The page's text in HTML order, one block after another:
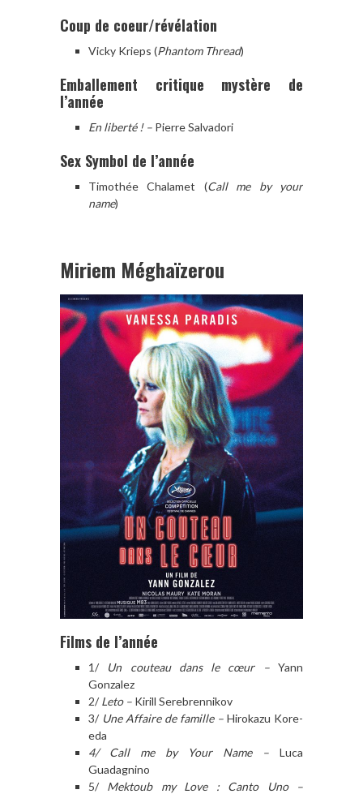
Coup de coeur/révélation
Vicky Krieps (Phantom Thread)
Emballement critique mystère de
l’année
En liberté ! – Pierre Salvadori
Sex Symbol de l’année
Timothée Chalamet (Call me by your
name)
Miriem Méghaïzerou
Films de l’année
1/ Un couteau dans le cœur –Yann
Gonzalez
2/ Leto – Kirill Serebrennikov
3/ Une Affaire de famille – Hirokazu Kore-
eda
4/ Call me by Your Name – Luca
Guadagnino
5/ Mektoub my Love : Canto Uno –